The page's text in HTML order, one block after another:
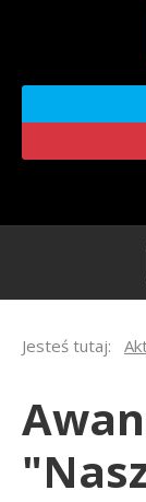
Jesteś tutaj: